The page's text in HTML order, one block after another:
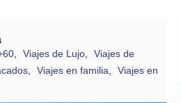
, Viajes de Lujo,
Viajes de
, Viajes en familia,
Viajes en